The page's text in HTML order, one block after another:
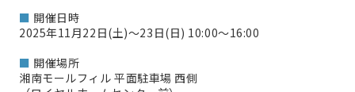
■ 開催日時
2025年11月22日(土)～23日(日) 10:00～16:00
■ 開催場所
湘南モールフィル 平面駐車場 西側